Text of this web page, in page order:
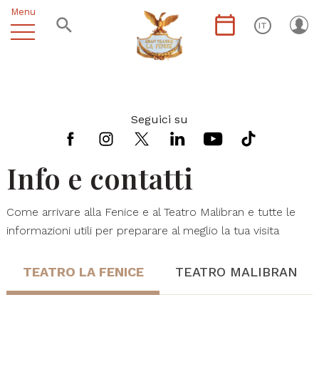
Menu
IT
Seguici su
Info e contatti
Come arrivare alla Fenice e al Teatro Malibran e tutte le
informazioni utili per preparare al meglio la tua visita
TEATRO LA FENICE TEATRO MALIBRAN